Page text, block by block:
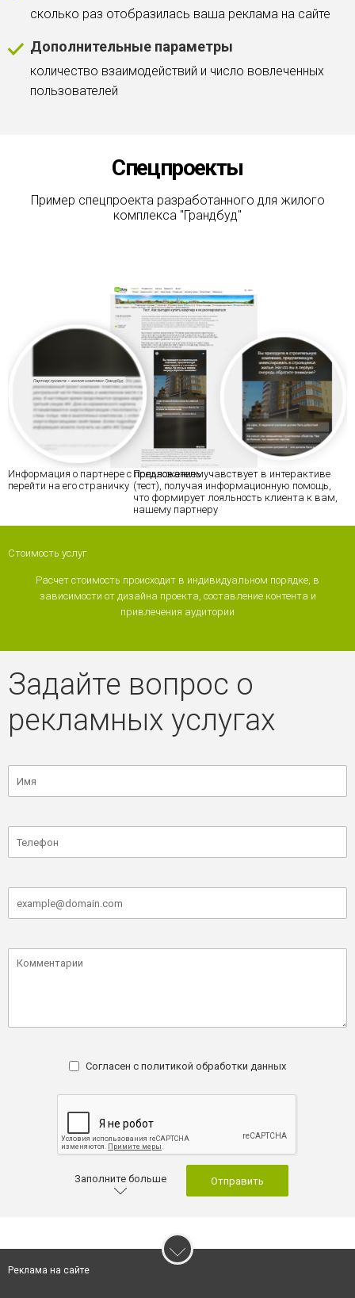
cколько раз отобразилась ваша реклама на сайте
Дополнительные параметры
количество взаимодействий и число вовлеченных
пользователей
Спецпроекты
Пример спецпроекта разработанного для жилого
комплекса "Грандбуд"
Информация о партнере с предложением
перейти на его страничку
Пользователь учавствует в интерактиве
(тест), получая информационную помощь,
что формирует лояльность клиента к вам,
нашему партнеру
Стоимость услуг
Расчет стоимость происходит в индивидуальном порядке, в
зависимости от дизайна проекта, составление контента и
привлечения аудитории
Задайте вопрос о
рекламных услугах
Согласен с политикой обработки данных
Заполните больше Отправить
Реклама на сайте